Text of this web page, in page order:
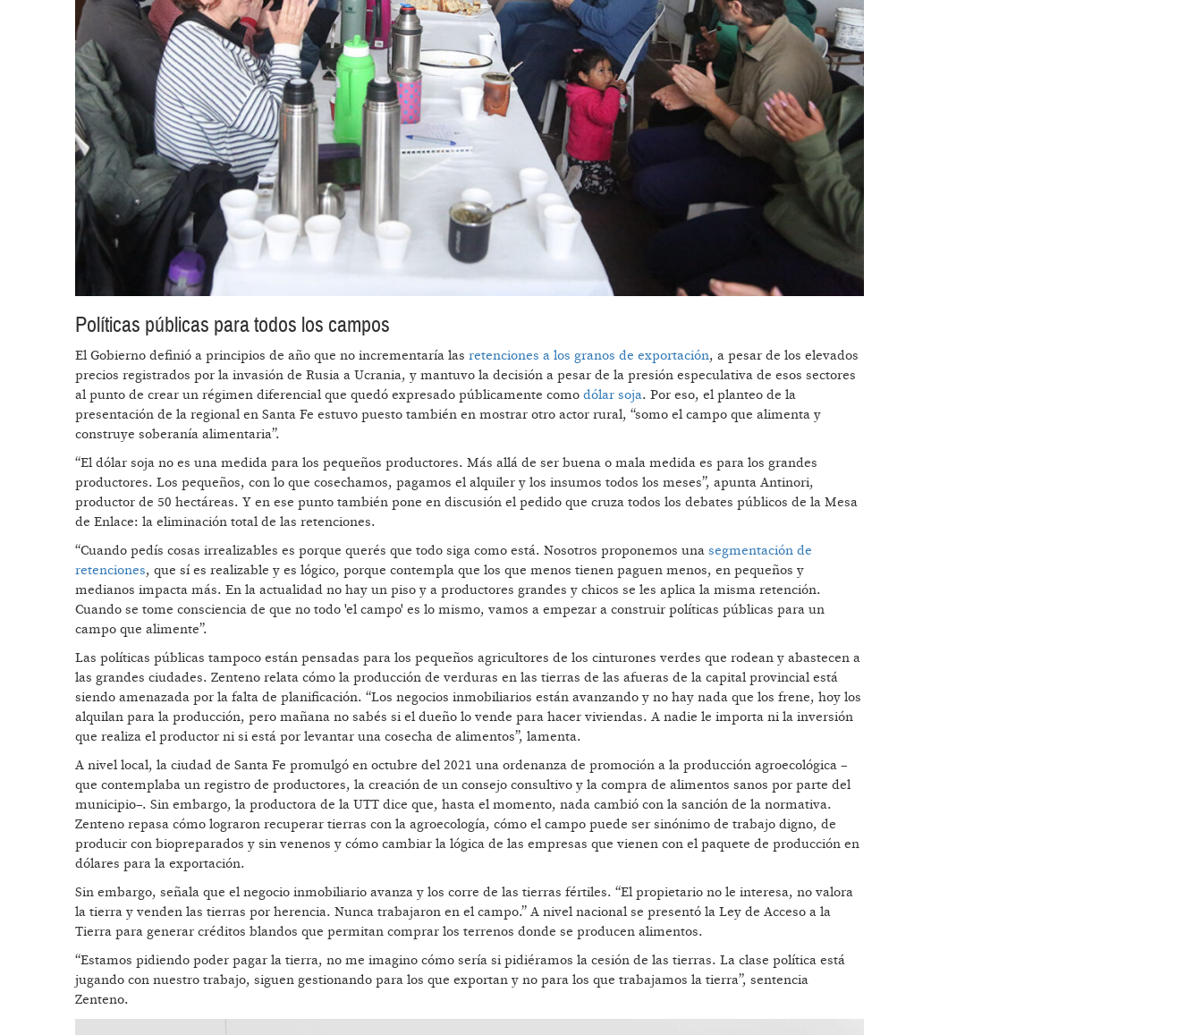
Políticas públicas para todos los campos
El Gobierno definió a principios de año que no incrementaría las retenciones a los granos de exportación, a pesar de los elevados
precios registrados por la invasión de Rusia a Ucrania, y mantuvo la decisión a pesar de la presión especulativa de esos sectores
al punto de crear un régimen diferencial que quedó expresado públicamente como dólar soja. Por eso, el planteo de la
presentación de la regional en Santa Fe estuvo puesto también en mostrar otro actor rural, “somo el campo que alimenta y
construye soberanía alimentaria”.
“El dólar soja no es una medida para los pequeños productores. Más allá de ser buena o mala medida es para los grandes
productores. Los pequeños, con lo que cosechamos, pagamos el alquiler y los insumos todos los meses”, apunta Antinori,
productor de 50 hectáreas. Y en ese punto también pone en discusión el pedido que cruza todos los debates públicos de la Mesa
de Enlace: la eliminación total de las retenciones.
“Cuando pedís cosas irrealizables es porque querés que todo siga como está. Nosotros proponemos una segmentación de
retenciones, que sí es realizable y es lógico, porque contempla que los que menos tienen paguen menos, en pequeños y
medianos impacta más. En la actualidad no hay un piso y a productores grandes y chicos se les aplica la misma retención.
Cuando se tome consciencia de que no todo 'el campo' es lo mismo, vamos a empezar a construir políticas públicas para un
campo que alimente”.
Las políticas públicas tampoco están pensadas para los pequeños agricultores de los cinturones verdes que rodean y abastecen a
las grandes ciudades. Zenteno relata cómo la producción de verduras en las tierras de las afueras de la capital provincial está
siendo amenazada por la falta de planificación. “Los negocios inmobiliarios están avanzando y no hay nada que los frene, hoy los
alquilan para la producción, pero mañana no sabés si el dueño lo vende para hacer viviendas. A nadie le importa ni la inversión
que realiza el productor ni si está por levantar una cosecha de alimentos”, lamenta.
A nivel local, la ciudad de Santa Fe promulgó en octubre del 2021 una ordenanza de promoción a la producción agroecológica –
que contemplaba un registro de productores, la creación de un consejo consultivo y la compra de alimentos sanos por parte del
municipio–. Sin embargo, la productora de la UTT dice que, hasta el momento, nada cambió con la sanción de la normativa.
Zenteno repasa cómo lograron recuperar tierras con la agroecología, cómo el campo puede ser sinónimo de trabajo digno, de
producir con biopreparados y sin venenos y cómo cambiar la lógica de las empresas que vienen con el paquete de producción en
dólares para la exportación.
Sin embargo, señala que el negocio inmobiliario avanza y los corre de las tierras fértiles. “El propietario no le interesa, no valora
la tierra y venden las tierras por herencia. Nunca trabajaron en el campo.” A nivel nacional se presentó la Ley de Acceso a la
Tierra para generar créditos blandos que permitan comprar los terrenos donde se producen alimentos.
“Estamos pidiendo poder pagar la tierra, no me imagino cómo sería si pidiéramos la cesión de las tierras. La clase política está
jugando con nuestro trabajo, siguen gestionando para los que exportan y no para los que trabajamos la tierra”, sentencia
Zenteno.